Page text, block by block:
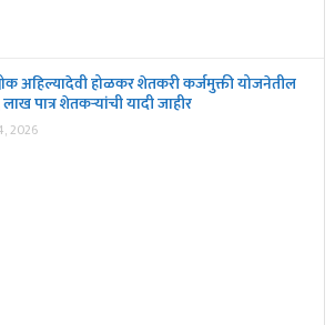
अहिल्यादेवी होळकर शेतकरी कर्जमुक्ती योजनेतील
पात्र शेतकऱ्यांची यादी जाहीर
2026